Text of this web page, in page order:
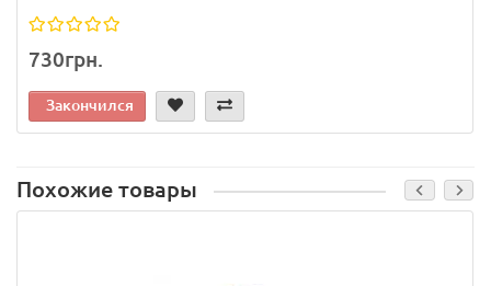
730грн.
Закончился
Похожие товары